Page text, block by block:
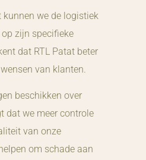
we de logistiek
zijn specifieke
dat RTL Patat beter
van klanten.
beschikken over
dat we meer controle
van onze
om schade aan